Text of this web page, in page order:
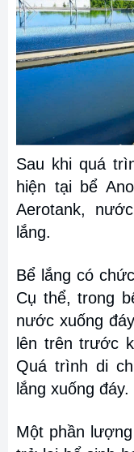
Sau khi quá
hiện tại bể
Aerotank,
lắng.
Bể lắng có
Cụ thể, trong
nước xuống
lên trên trước
Quá trình di
lắng xuống đáy.
Một phần